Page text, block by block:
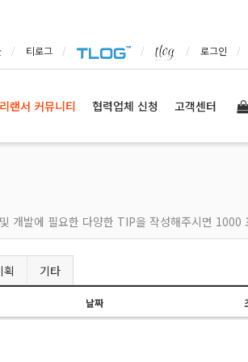
티로그 로그인
랜서 커뮤니티 협력업체 신청 고객센터
개발에 필요한 다양한 TIP을 작성해주시면 1000
획 기타
날짜